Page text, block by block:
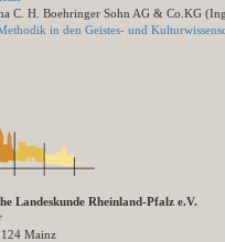
C. H. Boehringer Sohn AG & Co.KG
in den Geistes- und
Landeskunde Rheinland-Pfalz e.V.
Mainz